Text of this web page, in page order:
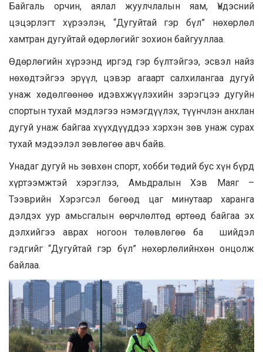
Байгаль орчин, аялал жуулчлалын яам, Үндэсний
цэцэрлэгт хүрээлэн, “Дугуйтай гэр бүл” нөхөрлөл
хамтран дугуйтай өдөрлөгийг зохион байгууллаа.
Өдөрлөгийн хүрээнд иргэд гэр бүлтэйгээ, эсвэл найз
нөхөдтэйгээ эрүүл, цэвэр агаарт салхилангаа дугуй
унаж хөдөлгөөнөө идэвхжүүлэхийн зэрэгцээ дугуйн
спортын тухай мэдлэгээ нэмэгдүүлэх, түүнчлэн анхлан
дугуй унаж байгаа хүүхдүүддээ хэрхэн зөв унаж сурах
тухай мэдээлэл зөвлөгөө авч байв.
Унадаг дугуй нь зөвхөн спорт, хобби төдий бус хүн бүрд
хүртээмжтэй хэрэглээ, Амьдралын Хэв Маяг –
Тээврийн Хэрэгсэл бөгөөд цаг минутаар харанга
дэлдэх уур амьсгалын өөрчлөлтөд өртөөд байгаа эх
дэлхийгээ аврах ногоон төлөвлөгөө ба шийдэл
гэдгийг “Дугуйтай гэр бүл” нөхөрлөлийнхөн онцолж
байлаа.